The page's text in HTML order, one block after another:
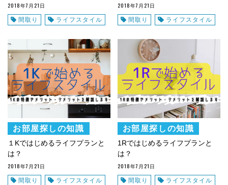
2018年7月21日
間取り ライフスタイル
2018年7月21日
間取り ライフスタイル
お部屋探しの知識
１Kではじめるライフプランと
は？
2018年7月21日
間取り ライフスタイル
お部屋探しの知識
1Rではじめるライフプランと
は？
2018年7月21日
間取り ライフスタイル